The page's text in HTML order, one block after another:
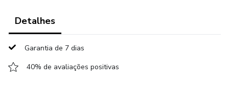
Detalhes
Garantia de 7 dias
40% de avaliações positivas